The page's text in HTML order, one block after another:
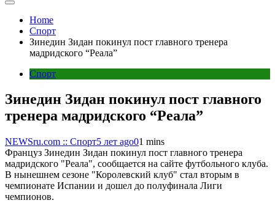
Home
Спорт
Зинедин Зидан покинул пост главного тренера
мадридского “Реала”
Спорт
Зинедин Зидан покинул пост главного
тренера мадридского “Реала”
NEWSru.com :: Спорт5 лет ago01 mins
Француз Зинедин Зидан покинул пост главного тренера
мадридского "Реала", сообщается на сайте футбольного клуба.
В нынешнем сезоне "Королевский клуб" стал вторым в
чемпионате Испании и дошел до полуфинала Лиги
чемпионов.